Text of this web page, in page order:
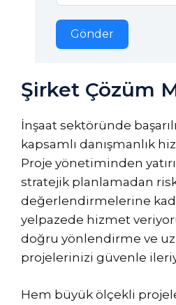
Şirket Çözüm
İnşaat sektöründe
kapsamlı danışmanlık
Proje yönetiminden
stratejik planlamadan
değerlendirmelerine
yelpazede hizmet
doğru yönlendirme ve
projelerinizi güvenle
Hem büyük ölçekli
Gönder